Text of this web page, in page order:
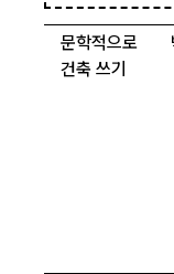
문학적으로
건축 쓰기